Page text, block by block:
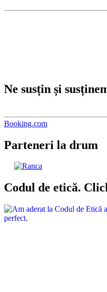
Parteneri la drum
Codul de etică.